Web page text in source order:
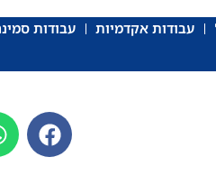
עבודות אקדמיות עבודות